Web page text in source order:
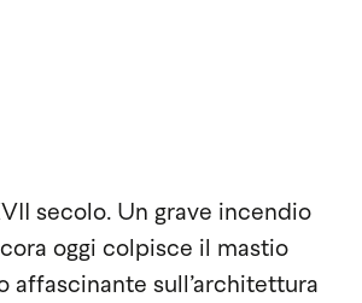
secolo. Un grave incendio
oggi colpisce il mastio
affascinante sull’architettura